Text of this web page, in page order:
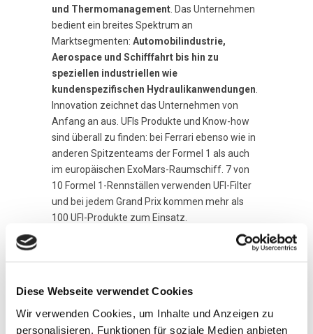
Diese Webseite verwendet Cookies
Wir verwenden Cookies, um Inhalte und Anzeigen zu
personalisieren, Funktionen für soziale Medien anbieten
und Thermomanagement. Das Unternehmen
bedient ein breites Spektrum an
Marktsegmenten: Automobilindustrie,
Aerospace und Schifffahrt bis hin zu
speziellen industriellen wie
kundenspezifischen Hydraulikanwendungen.
Innovation zeichnet das Unternehmen von
Anfang an aus. UFIs Produkte und Know-how
sind überall zu finden: bei Ferrari ebenso wie in
anderen Spitzenteams der Formel 1 als auch
im europäischen ExoMars-Raumschiff. 7 von
10 Formel 1-Rennställen verwenden UFI-Filter
und bei jedem Grand Prix kommen mehr als
100 UFI-Produkte zum Einsatz.
Systeme für die Automobilbranche und erfüllt
Motorradhersteller. Das gilt gleichermaßen für